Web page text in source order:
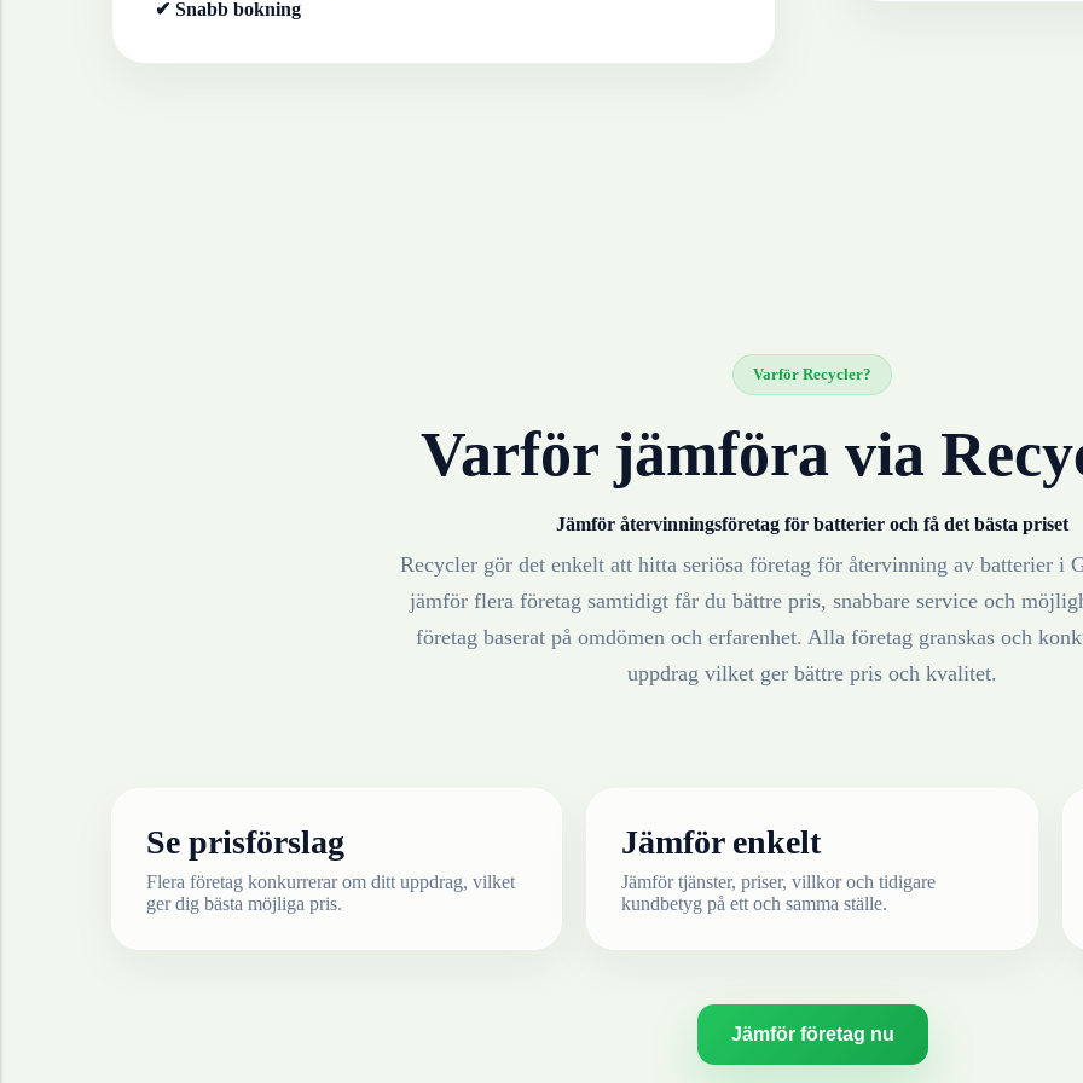
✔ Snabb bokning
Varför Recycler?
Varför jämföra via
Jämför återvinningsföretag för batterier och få det bästa priset
Recycler gör det enkelt att hitta seriösa företag för återvinning av batterieri
jämför flera företag samtidigt får du bättre pris, snabbare service och
företag baserat på omdömen och erfarenhet. Alla företag granskas och
uppdrag vilket ger bättre pris och kvalitet.
Se prisförslag
Flera företag konkurrerar om ditt uppdrag, vilket
ger dig bästa möjliga pris.
Jämför enkelt
Jämför tjänster, priser, villkor och tidigare
kundbetyg på ett och samma ställe.
Jämför företag nu